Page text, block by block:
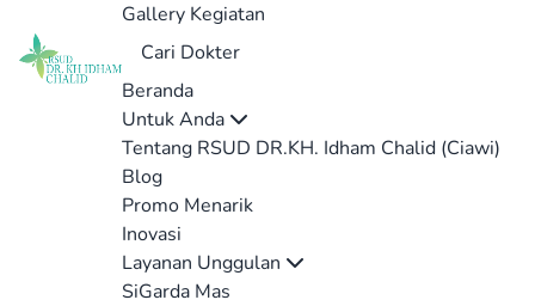
Gallery Kegiatan
Cari Dokter
Beranda
Untuk Anda
Tentang RSUD DR.KH. Idham Chalid (Ciawi)
Blog
Promo Menarik
Inovasi
Layanan Unggulan
SiGarda Mas